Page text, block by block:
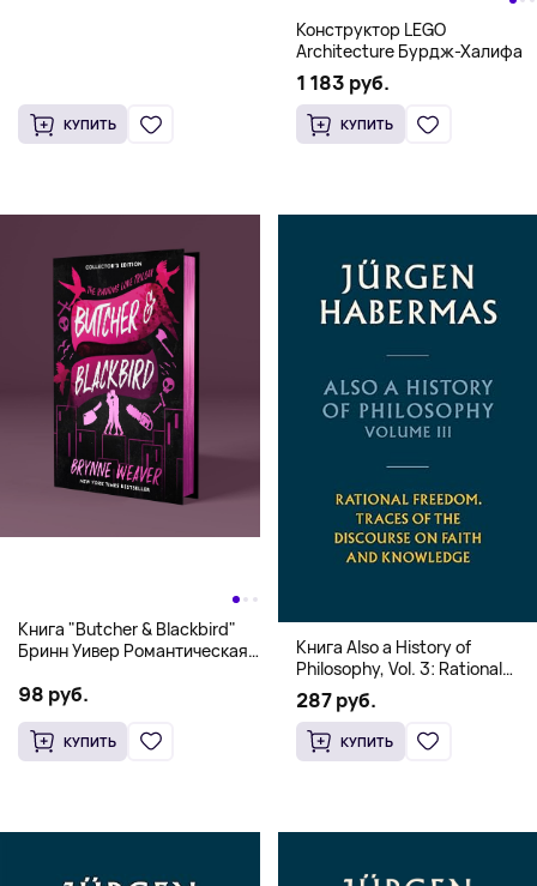
КУПИТЬ
Конструктор LEGO
Architecture Бурдж-Халифа
1 183 руб.
КУПИТЬ
Книга "Butcher & Blackbird"
Бринн Уивер Романтическая
(18+)
98 руб.
КУПИТЬ
Книга Also a History of
Philosophy, Vol. 3: Rational
Freedom. Traces of the
Discourse on Faith and
Knowledge (Твердый
переплет)
287 руб.
КУПИТЬ